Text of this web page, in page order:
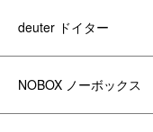
deuter ドイター
NOBOX ノーボックス